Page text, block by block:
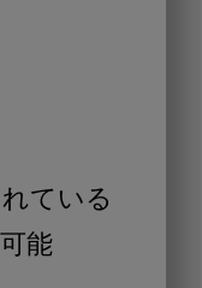
ている
能